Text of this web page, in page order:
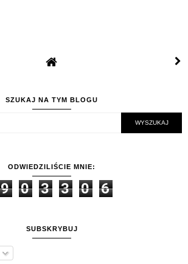
SZUKAJ NA TYM BLOGU
ODWIEDZILIŚCIE MNIE:
9 0 3 3 0 6
SUBSKRYBUJ